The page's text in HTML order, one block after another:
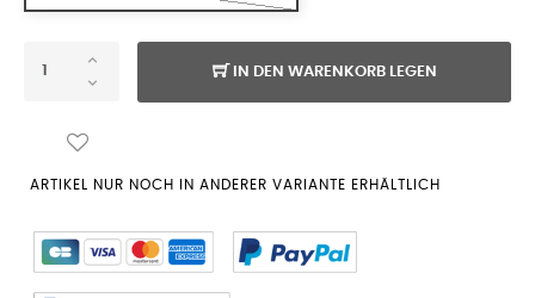
IN DEN WARENKORB LEGEN
ARTIKEL NUR NOCH IN ANDERER VARIANTE ERHÄLTLICH